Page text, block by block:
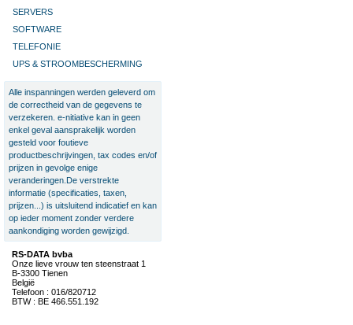
SERVERS
SOFTWARE
TELEFONIE
UPS & STROOMBESCHERMING
Alle inspanningen werden geleverd om
de correctheid van de gegevens te
verzekeren. e-nitiative kan in geen
enkel geval aansprakelijk worden
gesteld voor foutieve
productbeschrijvingen, tax codes en/of
prijzen in gevolge enige
veranderingen.De verstrekte
informatie (specificaties, taxen,
prijzen...) is uitsluitend indicatief en kan
op ieder moment zonder verdere
aankondiging worden gewijzigd.
RS-DATA bvba
Onze lieve vrouw ten steenstraat 1
B-3300 Tienen
België
Telefoon : 016/820712
BTW : BE 466.551.192